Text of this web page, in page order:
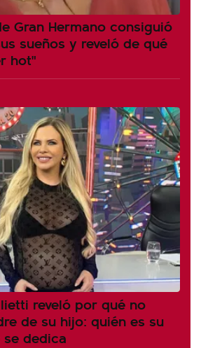
Gran Hermano consiguió
sueños y reveló de qué
hot"
reveló por qué no
de su hijo: quién es su
dedica